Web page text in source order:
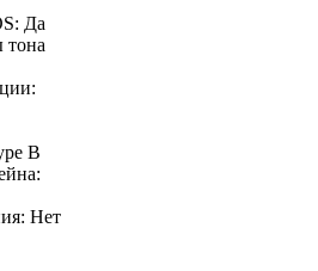
Да
тона
B
Нет